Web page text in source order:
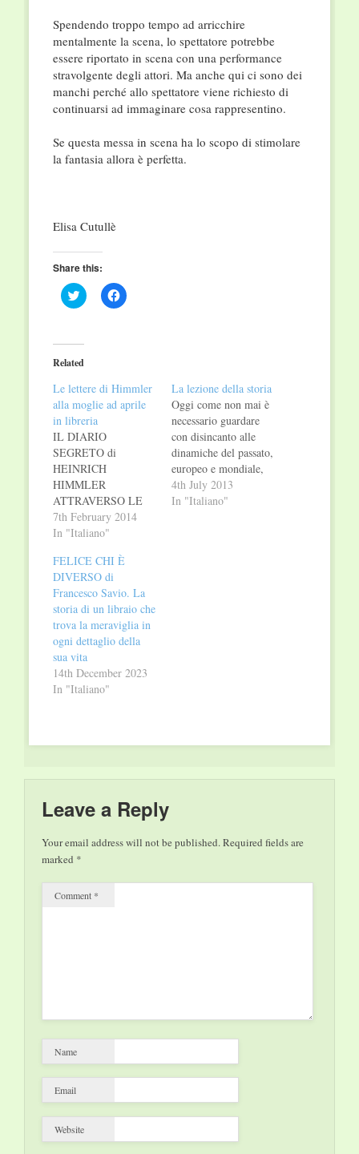
Spendendo troppo tempo ad arricchire
mentalmente la scena, lo spettatore potrebbe
essere riportato in scena con una performance
stravolgente degli attori. Ma anche qui ci sono dei
manchi perché allo spettatore viene richiesto di
continuarsi ad immaginare cosa rappresentino.
Se questa messa in scena ha lo scopo di stimolare
la fantasia allora è perfetta.
Elisa Cutullè
Share this:
Click
to
(Opens
in
new
Click
to
Related
Le lettere di Himmler
alla moglie ad aprile
in libreria
IL DIARIO
SEGRETO di
HEINRICH
HIMMLER
ATTRAVERSO LE
LETTERE ALLA
MOGLIE DAL 1927
RITRATTO INTIMO
DI UNO DEI PIÙ
EFFERATI
CRIMINALI
NAZISTI:
HIMMLER,
SANGUINARIO
CAPO DELLE SS E
BRACCIO DESTRO
7th February 2014
In "Italiano"
La lezione della storia
Oggi come non mai è
necessario guardare
con disincanto alle
dinamiche del passato,
europeo e mondiale,
per poter leggere con
nuove lenti il futuro.
4th July 2013
In "Italiano"
FELICE CHI È
DIVERSO di
Francesco Savio. La
storia di un libraio che
trova la meraviglia in
ogni dettaglio della
sua vita
14th December 2023
In "Italiano"
Leave a Reply
Your email address will not be published.Required fields are
marked *
Comment *
Name
Email
Website